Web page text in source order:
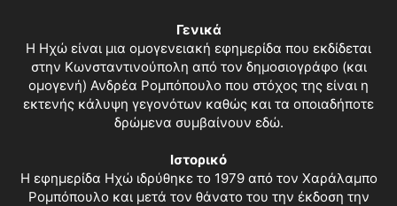
Γενικά
Η Ηχώ είναι μια ομογενειακή εφημερίδα που εκδίδεται
στην Κωνσταντινούπολη από τον δημοσιογράφο (και
ομογενή) Ανδρέα Ρομπόπουλο που στόχος της είναι η
εκτενής κάλυψη γεγονότων καθώς και τα οποιαδήποτε
δρώμενα συμβαίνουν εδώ.
Ιστορικό
Η εφημερίδα Ηχώ ιδρύθηκε το 1979 από τον Χαράλαμπο
Ρομπόπουλο και μετά τον θάνατο του την έκδοση την